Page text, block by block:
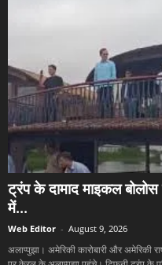
ट्रंप के दामाद माइकल
में...
Web Editor - August 9, 2026
अलाप्पुझा। अमेरिकी कारोबारी और अमेरिकी